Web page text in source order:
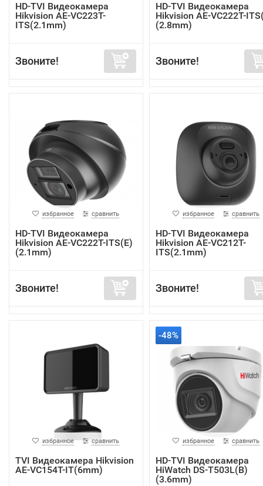
HD-TVI Видеокамера
Hikvision AE-VC223T-
ITS(2.1mm)
Звоните!
HD-TVI Видеокамера
Hikvision AE-VC222T-
(2.8mm)
Звоните!
избранное сравнить
HD-TVI Видеокамера
Hikvision AE-VC222T-ITS(E)
(2.1mm)
Звоните!
избранное сравнить
HD-TVI Видеокамера
Hikvision AE-VC212T-
ITS(2.1mm)
Звоните!
избранное сравнить
TVI Видеокамера Hikvision
AE-VC154T-IT(6mm)
-48%
избранное сравнить
HD-TVI Видеокамера
HiWatch DS-T503L(B)
(3.6mm)